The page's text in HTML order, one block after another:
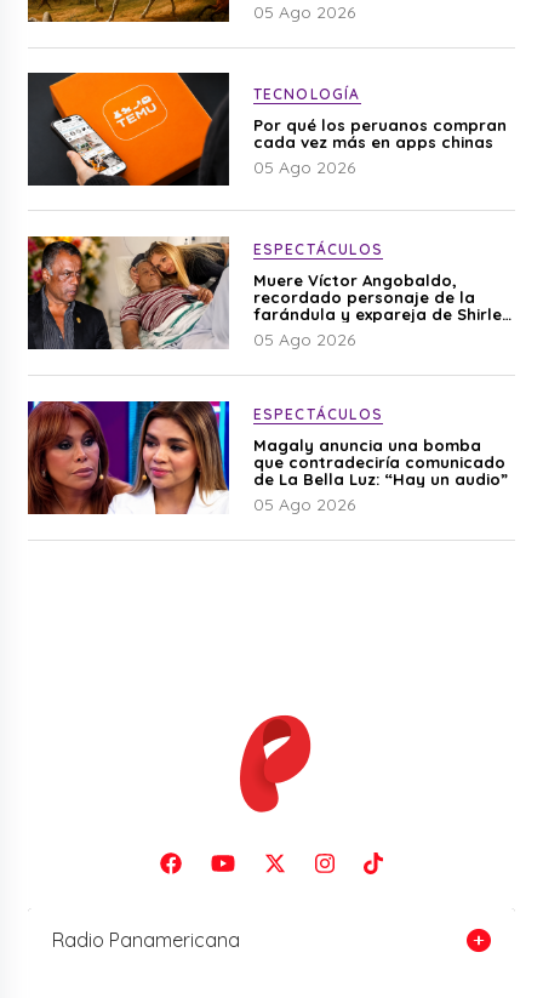
05 Ago 2026
TECNOLOGÍA
Por qué los peruanos compran
cada vez más en apps chinas
05 Ago 2026
ESPECTÁCULOS
Muere Víctor Angobaldo,
recordado personaje de la
farándula y expareja de Shirley
Cherres
05 Ago 2026
ESPECTÁCULOS
Magaly anuncia una bomba
que contradeciría comunicado
de La Bella Luz: “Hay un audio”
05 Ago 2026
Radio Panamericana